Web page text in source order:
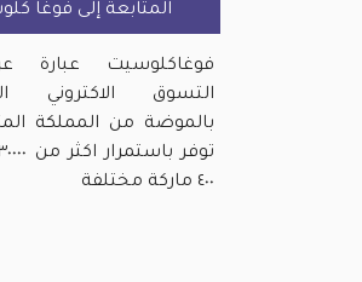
المتابعة إلى فوغا
فوغاكلوسيت عبارة
التسوق الاكتروني
بالموضة من المملكة
٤٠٠ ماركة مختلفة